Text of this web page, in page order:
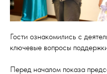
Гости ознакомились с
ключевые вопросы
Перед началом показа